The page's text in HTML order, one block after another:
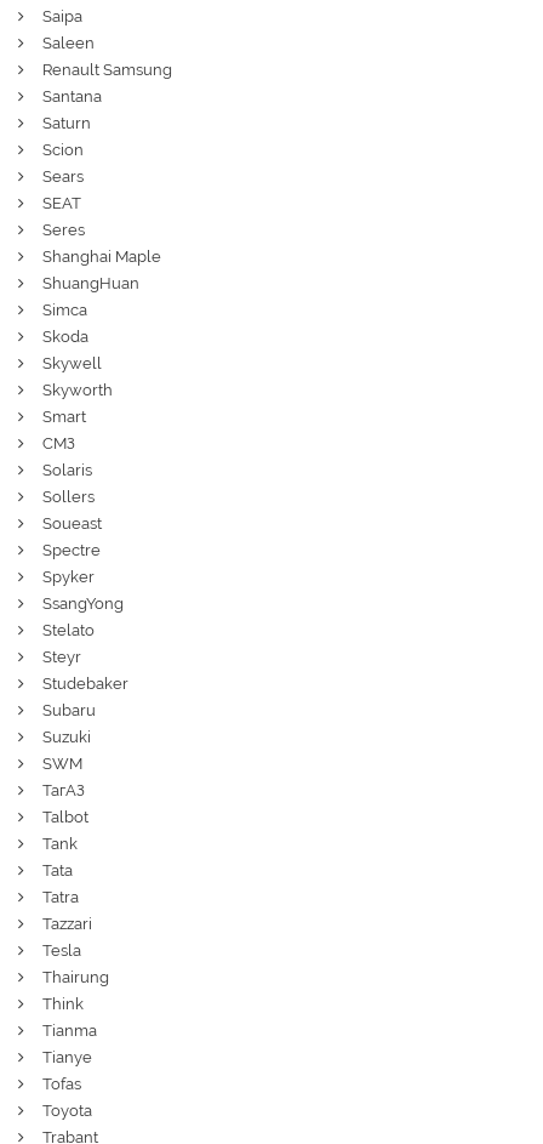
Saipa
Saleen
Renault Samsung
Santana
Saturn
Scion
Sears
SEAT
Seres
Shanghai Maple
ShuangHuan
Simca
Skoda
Skywell
Skyworth
Smart
СМЗ
Solaris
Sollers
Soueast
Spectre
Spyker
SsangYong
Stelato
Steyr
Studebaker
Subaru
Suzuki
SWM
ТагАЗ
Talbot
Tank
Tata
Tatra
Tazzari
Tesla
Thairung
Think
Tianma
Tianye
Tofas
Toyota
Trabant